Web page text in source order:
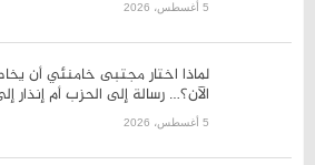
5 أغسطس، 2026
لماذا اختار مجتبى خامنئي أن
الآن؟… رسالة إلى الحزب أم
5 أغسطس، 2026